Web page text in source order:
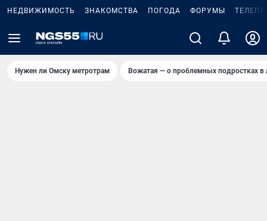
НЕДВИЖИМОСТЬ ЗНАКОМСТВА ПОГОДА ФОРУМЫ
Нужен ли Омску метротрам Вожатая — о проблемных подростках в